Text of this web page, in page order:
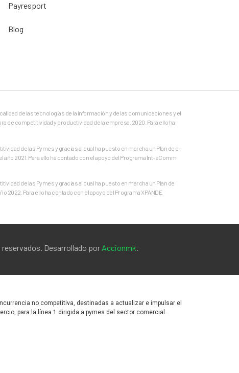
Payresport
Blog
de las tecnologías de la información y de las comunicaciones y el
de competitividad y productividad de la empresa. 2020. Para ello ha
de las Pymes y gracias al cual ha puesto en marcha un Plan de e-
2021. Para ello ha contado con el apoyo del Programa Int-eComm
de las Pymes y gracias al cual ha puesto en marcha un Plan de
Para ello ha contado con el apoyo del Programa XPANDE
reservados. Desarrollado por Accionmk.
no competitiva, destinadas a actualizar e impulsar el
para la línea 1 dirigida a pymes del sector comercial.